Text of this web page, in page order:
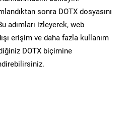
sonra DOTX dosyasını
adımları izleyerek, web
erişim ve daha fazla kullanım
DOTX biçimine